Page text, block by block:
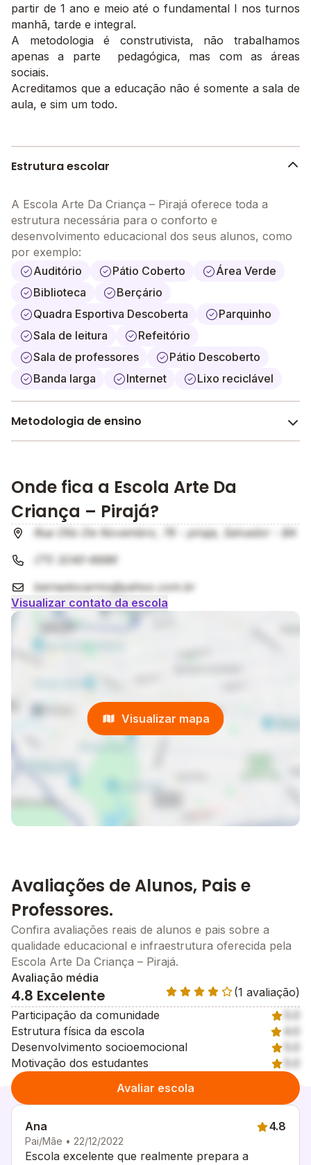
partir de 1 ano e meio até o fundamental I nos turnos
manhã, tarde e integral.
A metodologia é construtivista, não trabalhamos
apenas a parte pedagógica, mas com as áreas
sociais.
Acreditamos que a educação não é somente a sala de
aula, e sim um todo.
Estrutura escolar
A Escola Arte Da Criança – Pirajá oferece toda a
estrutura necessária para o conforto e
desenvolvimento educacional dos seus alunos, como
por exemplo:
Auditório
Pátio Coberto
Área Verde
Biblioteca
Berçário
Quadra Esportiva Descoberta
Parquinho
Sala de leitura
Refeitório
Sala de professores
Pátio Descoberto
Banda larga
Internet Lixo reciclável
Metodologia de ensino
adotados pela escola no processo de ensino e
aprendizagem do aluno.
Onde fica a Escola Arte Da
Criança – Pirajá?
Rua Oito De Novembro, 76 - piraja, Salvador - BA
(71) 3240-6686
bernadocarmo@yahoo.com.br
Visualizar contato da escola
Visualizar mapa
Avaliações de Alunos, Pais e
Professores.
Confira avaliações reais de alunos e pais sobre a
qualidade educacional e infraestrutura oferecida pela
Escola Arte Da Criança – Pirajá.
Avaliação média
4.8 Excelente
(1 avaliação)
Participação da comunidade
Estrutura física da escola
4.0
Desenvolvimento socioemocional
Motivação dos estudantes
Avaliar escola
Ana
Pai/Mãe • 22/12/2022
4.8
Escola excelente que realmente prepara a